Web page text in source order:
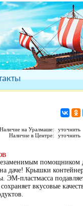
Наличие на Уралмаше:
уточнить
Наличие в Центре:
уточнить
помощником
даче! Крышки
ЭМ-пластмасса
вкусовые